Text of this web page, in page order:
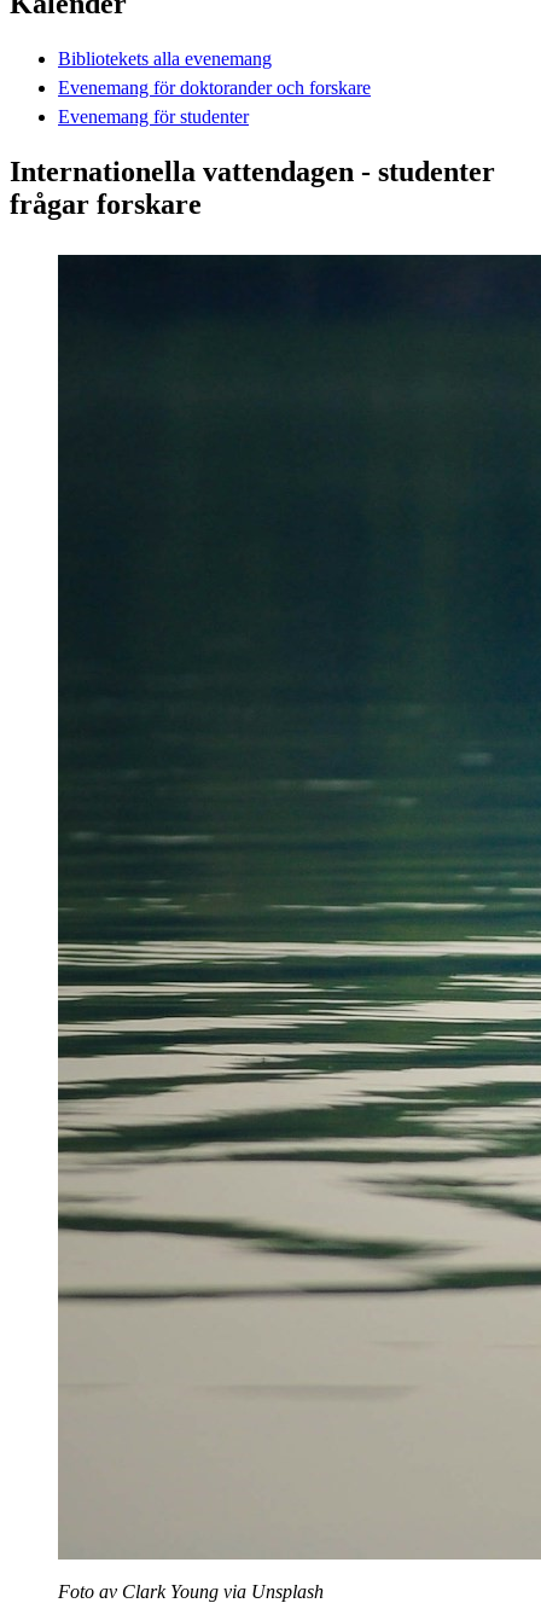
Bibliotekets alla evenemang
Evenemang för doktorander och forskare
Evenemang för studenter
Internationella vattendagen - studenter
frågar forskare
Foto av Clark Young via Unsplash